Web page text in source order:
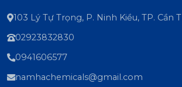
103 Lý Tự Trọng, P. Ninh Kiều, TP. Cần
02923832830
0941606577
namhachemicals@gmail.com